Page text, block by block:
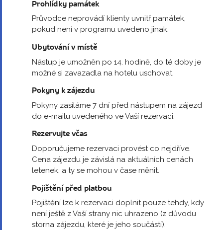
Prohlídky památek
Průvodce neprovádí klienty uvnitř památek,
pokud není v programu uvedeno jinak.
Ubytování v místě
Nástup je umožněn po 14. hodině, do té doby je
možné si zavazadla na hotelu uschovat.
Pokyny k zájezdu
Pokyny zasíláme 7 dní před nástupem na zájezd
do e-mailu uvedeného ve Vaší rezervaci.
Rezervujte včas
Doporučujeme rezervaci provést co nejdříve.
Cena zájezdu je závislá na aktuálních cenách
letenek, a ty se mohou v čase měnit.
Pojištění před platbou
Pojištění lze k rezervaci doplnit pouze tehdy, kdy
není ještě z Vaší strany nic uhrazeno (z důvodu
storna zájezdu, které je jeho součástí).